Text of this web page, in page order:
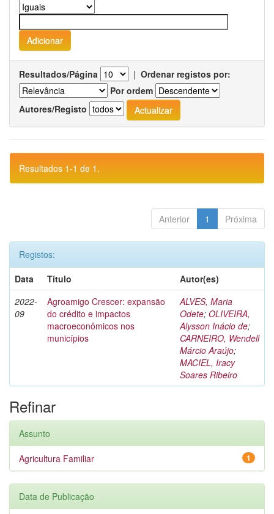
Resultados/Página | Ordenar registos por:
Por ordem
Autores/Registo
Resultados 1-1 de 1.
Anterior 1 Próxima
Registos:
Data
Título
Autor(es)
2022-
09
Agroamigo Crescer: expansão
do crédito e impactos
macroeconômicos nos
municípios
ALVES, Maria
Odete; OLIVEIRA,
Alysson Inácio de;
CARNEIRO, Wendell
Márcio Araújo;
MACIEL, Iracy
Soares Ribeiro
Refinar
Assunto
1
Agricultura Familiar
Data de Publicação